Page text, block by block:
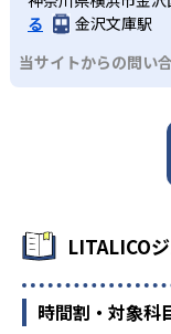
指す。専門的な
適した学習計画
も提供している。
る
金沢文庫駅
当サイトからの問い
LITALICO
時間割・対象科